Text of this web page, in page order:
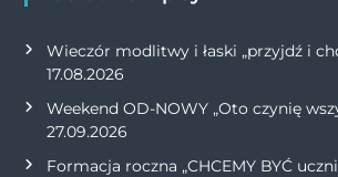
Wieczór modlitwy i łaski „przyjdź i
17.08.2026
Weekend OD-NOWY „Oto czynię
27.09.2026
Formacja roczna „CHCEMY BYĆ